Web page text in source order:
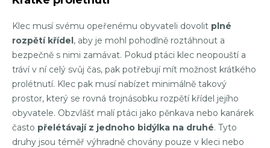
Klec musí svému opeřenému obyvateli dovolit plné
rozpětí křídel, aby je mohl pohodlně roztáhnout a
bezpečně s nimi zamávat. Pokud ptáci klec neopouští a
tráví v ní celý svůj čas, pak potřebují mít možnost krátkého
prolétnutí. Klec pak musí nabízet minimálně takový
prostor, který se rovná trojnásobku rozpětí křídel jejího
obyvatele. Obzvlášť malí ptáci jako pěnkava nebo kanárek
často přelétávají z jednoho bidýlka na druhé. Tyto
druhy jsou téměř výhradně chovány pouze v kleci nebo